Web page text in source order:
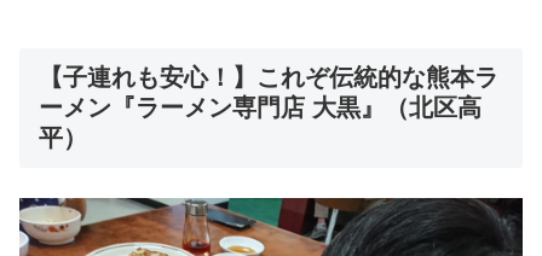
【子連れも安心！】これぞ伝統的な熊本ラ
ーメン『ラーメン専門店 大黒』（北区高
平）